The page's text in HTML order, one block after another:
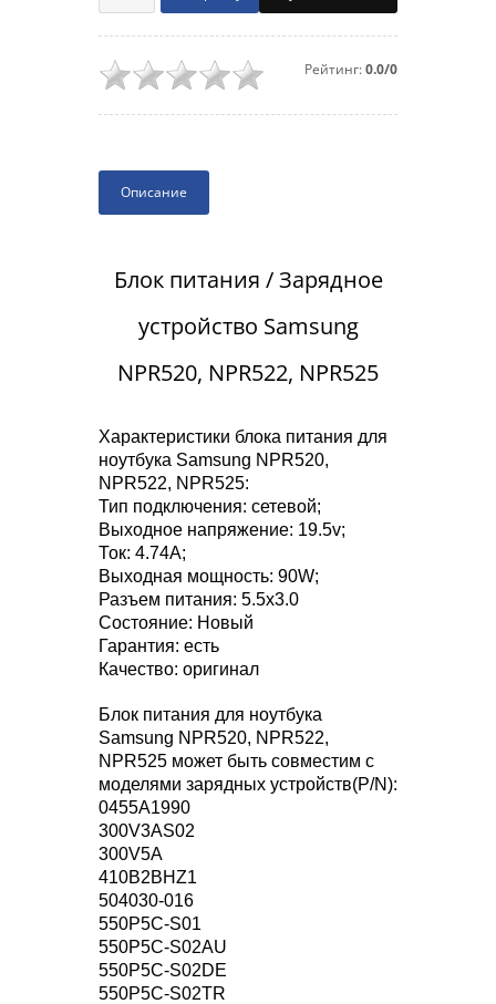
Рейтинг:0.0/0
Описание
Блок питания / Зарядное
устройство Samsung
NPR520, NPR522, NPR525
Характеристики блока питания для
ноутбука Samsung NPR520,
NPR522, NPR525:
Тип подключения: сетевой;
Выходное напряжение: 19.5v;
Ток: 4.74A;
Выходная мощность: 90W;
Разъем питания: 5.5x3.0
Состояние: Новый
Гарантия: есть
Качество: оригинал
Блок питания для ноутбука
Samsung NPR520, NPR522,
NPR525 может быть совместим с
моделями зарядных устройств(P/N):
0455A1990
300V3AS02
300V5A
410B2BHZ1
504030-016
550P5C-S01
550P5C-S02AU
550P5C-S02DE
550P5C-S02TR